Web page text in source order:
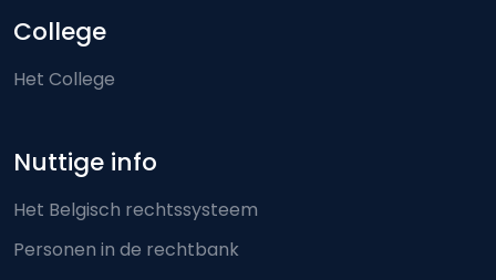
College
Het College
Nuttige info
Het Belgisch rechtssysteem
Personen in de rechtbank